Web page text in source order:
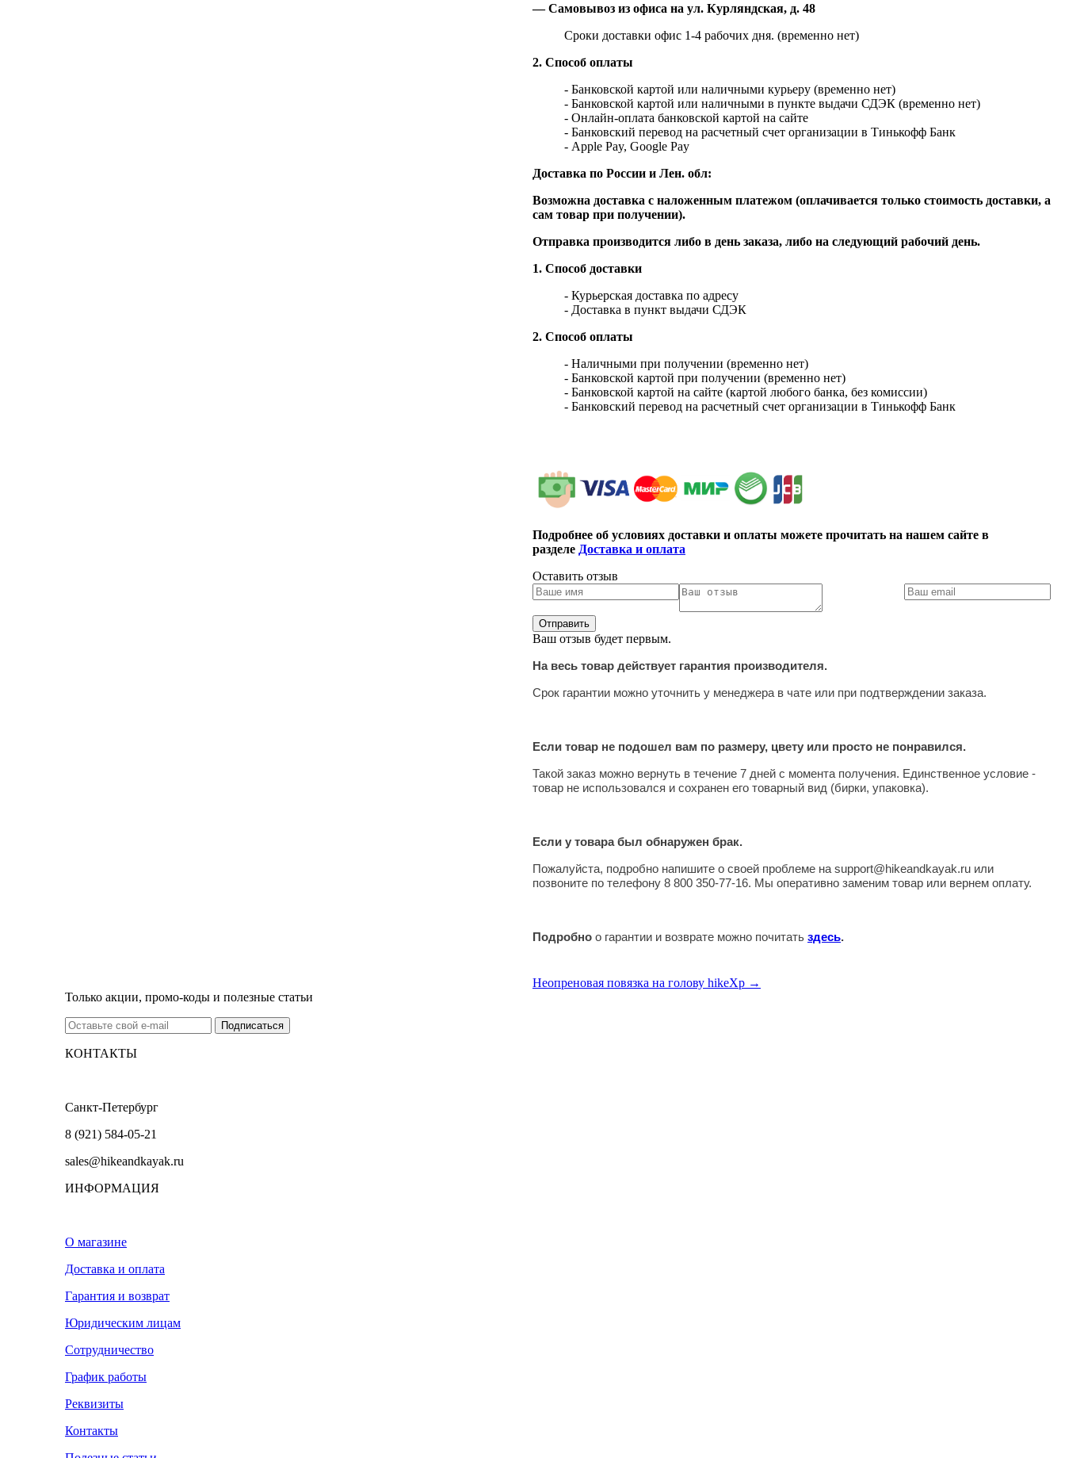
— Самовывоз из офиса на ул. Курляндская, д. 48
Сроки доставки офис 1-4 рабочих дня. (временно нет)
2. Способ оплаты
- Банковской картой или наличными курьеру (временно нет)
- Банковской картой или наличными в пункте выдачи СДЭК (временно нет)
- Онлайн-оплата банковской картой на сайте
- Банковский перевод на расчетный счет организации в Тинькофф Банк
- Apple Pay, Google Pay
Доставка по России и Лен. обл:
Возможна доставка с наложенным платежом (оплачивается только стоимость доставки, а
сам товар при получении).
Отправка производится либо в день заказа, либо на следующий рабочий день.
1. Способ доставки
- Курьерская доставка по адресу
- Доставка в пункт выдачи СДЭК
2. Способ оплаты
- Наличными при получении (временно нет)
- Банковской картой при получении (временно нет)
- Банковской картой на сайте (картой любого банка, без комиссии)
- Банковский перевод на расчетный счет организации в Тинькофф Банк
Подробнее об условиях доставки и оплаты можете прочитать на нашем сайте в
разделе Доставка и оплата
Оставить отзыв
Ваш отзыв будет первым.
На весь товар действует гарантия производителя.
Срок гарантии можно уточнить у менеджера в чате или при подтверждении заказа.
Если товар не подошел вам по размеру, цвету или просто не понравился.
Такой заказ можно вернуть в течение 7 дней с момента получения. Единственное условие -
товар не использовался и сохранен его товарный вид (бирки, упаковка).
Если у товара был обнаружен брак.
Пожалуйста, подробно напишите о своей проблеме на support@hikeandkayak.ru или
позвоните по телефону 8 800 350-77-16. Мы оперативно заменим товар или вернем оплату.
Подробно о гарантии и возврате можно почитать здесь.
Неопреновая повязка на голову hikeXp →
Только акции, промо-коды и полезные статьи
КОНТАКТЫ
Санкт-Петербург
8 (921) 584-05-21
sales@hikeandkayak.ru
ИНФОРМАЦИЯ
О магазине
Доставка и оплата
Гарантия и возврат
Юридическим лицам
Сотрудничество
График работы
Реквизиты
Контакты